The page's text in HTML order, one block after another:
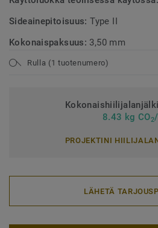
Sideainepitoisuus:Type II
Kokonaispaksuus: 3,50 mm
Rulla (1 tuotenumero)
8.43 kg CO2
PROJEKTINI
LÄHETÄ